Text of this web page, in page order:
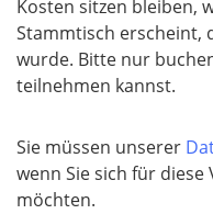
l
d
Kosten sitzen bleiben,
Stammtisch erscheint,
wurde. Bitte nur
teilnehmen kannst.
Sie müssen unserer
wenn Sie sich für
möchten.